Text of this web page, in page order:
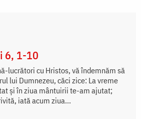
6, 1-10
lucrători cu Hristos, vă îndemnăm să
lui Dumnezeu, căci zice: La vreme
și în ziua mântuirii te-am ajutat;
iată acum ziua...